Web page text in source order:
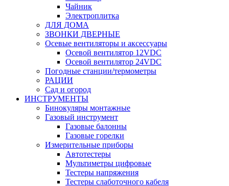
Чайник
Электроплитка
ДЛЯ ДОМА
ЗВОНКИ ДВЕРНЫЕ
Осевые вентиляторы и аксессуары
Осевой вентилятор 12VDC
Осевой вентилятор 24VDC
Погодные станции/термометры
РАЦИИ
Сад и огород
ИНСТРУМЕНТЫ
Бинокуляры монтажные
Газовый инструмент
Газовые балонны
Газовые горелки
Измерительные приборы
Автотестеры
Мультиметры цифровые
Тестеры напряжения
Тестеры слаботочного кабеля